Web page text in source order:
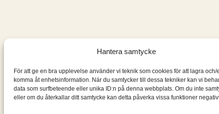
Hantera samtycke
För att ge en bra upplevelse använder vi teknik som cookies för att lagra och/
komma åt enhetsinformation. När du samtycker till dessa tekniker kan vi
data som surfbeteende eller unika ID:n på denna webbplats. Om du inte
eller om du återkallar ditt samtycke kan detta påverka vissa funktioner